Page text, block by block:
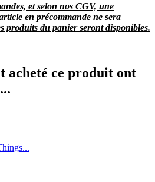
et selon nos CGV, une
en précommande ne sera
produits du panier seront disponibles.
acheté ce produit ont